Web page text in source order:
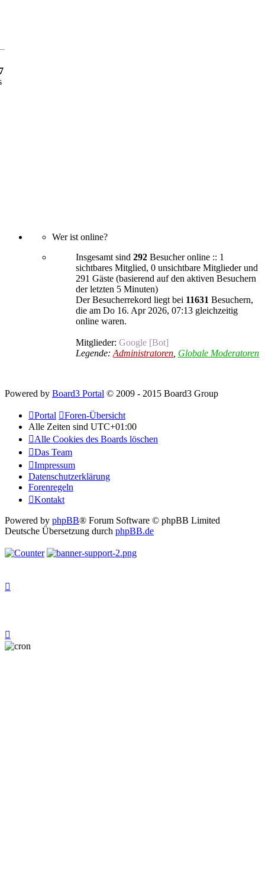
Wer ist online?
Insgesamt sind 292 Besucher online :: 1
sichtbares Mitglied, 0 unsichtbare Mitglieder und
291 Gäste (basierend auf den aktiven Besuchern
der letzten 5 Minuten)
Der Besucherrekord liegt bei 11631 Besuchern,
die am Do 16. Apr 2026, 07:13 gleichzeitig
online waren.
Mitglieder: Google [Bot]
Legende: Administratoren Globale Moderatoren
Powered by Board3 Portal © 2009 - 2015 Board3 Group
Portal
Foren-Übersicht
Alle Zeiten sind UTC+01:00
Alle Cookies des Boards löschen
Das Team
Impressum
Datenschutzerklärung
Forenregeln
Kontakt
Powered by phpBB® Forum Software © phpBB Limited
Deutsche Übersetzung durch phpBB.de